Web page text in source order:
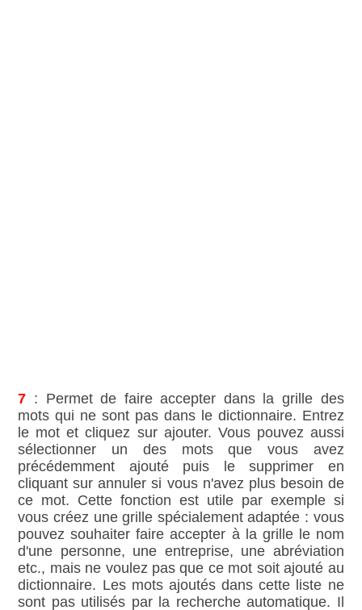
7 : Permet de faire accepter dans la grille des
mots qui ne sont pas dans le dictionnaire. Entrez
le mot et cliquez sur ajouter. Vous pouvez aussi
sélectionner un des mots que vous avez
précédemment ajouté puis le supprimer en
cliquant sur annuler si vous n'avez plus besoin de
ce mot. Cette fonction est utile par exemple si
vous créez une grille spécialement adaptée : vous
pouvez souhaiter faire accepter à la grille le nom
d'une personne, une entreprise, une abréviation
etc., mais ne voulez pas que ce mot soit ajouté au
dictionnaire. Les mots ajoutés dans cette liste ne
sont pas utilisés par la recherche automatique. Il